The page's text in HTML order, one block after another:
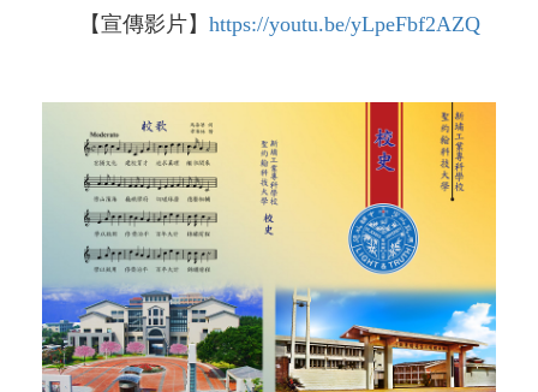
【宣傳影片】 https://youtu.be/yLpeFbf2AZQ